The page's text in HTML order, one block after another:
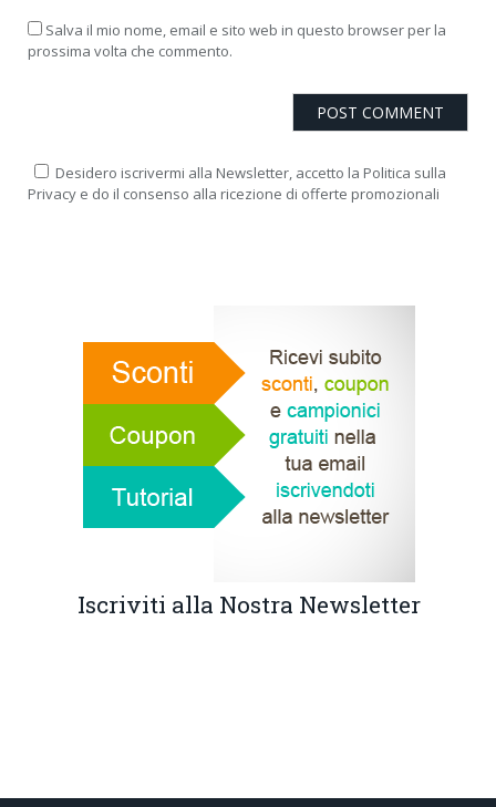
Salva il mio nome, email e sito web in questo browser per la
prossima volta che commento.
Desidero iscrivermi alla Newsletter, accetto la Politica sulla
Privacy e do il consenso alla ricezione di offerte promozionali
Iscriviti alla Nostra Newsletter